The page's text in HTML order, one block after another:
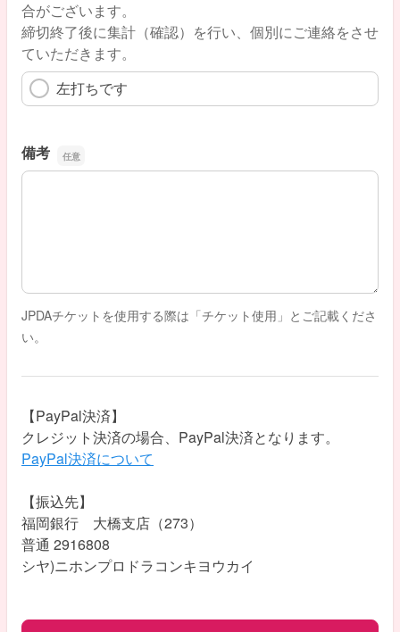
合がございます。
締切終了後に集計（確認）を行い、個別にご連絡をさせ
ていただきます。
左打ちです
備考
備考
JPDAチケットを使用する際は「チケット使用」とご記載くださ
い。
【PayPal決済】
クレジット決済の場合、PayPal決済となります。
PayPal決済について
【振込先】
福岡銀行 大橋支店（273）
普通 2916808
シヤ)ニホンプロドラコンキヨウカイ